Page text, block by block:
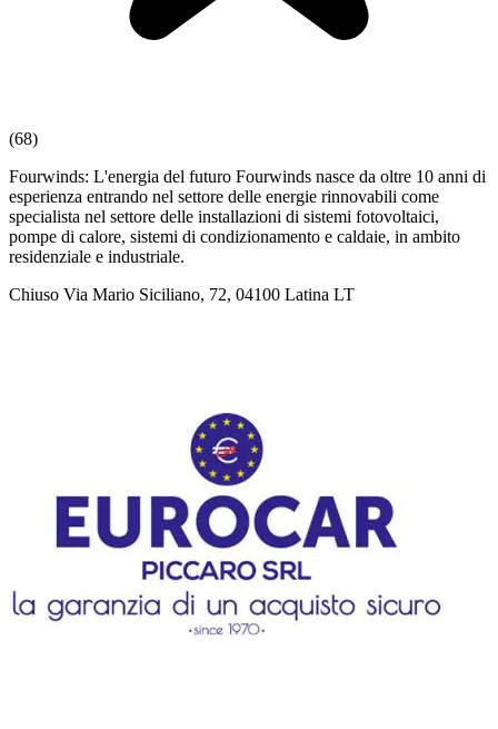
(68)
Fourwinds: L'energia del futuro Fourwinds nasce da oltre 10 anni di
esperienza entrando nel settore delle energie rinnovabili come
specialista nel settore delle installazioni di sistemi fotovoltaici,
pompe di calore, sistemi di condizionamento e caldaie, in ambito
residenziale e industriale.
Chiuso Via Mario Siciliano, 72, 04100 Latina LT